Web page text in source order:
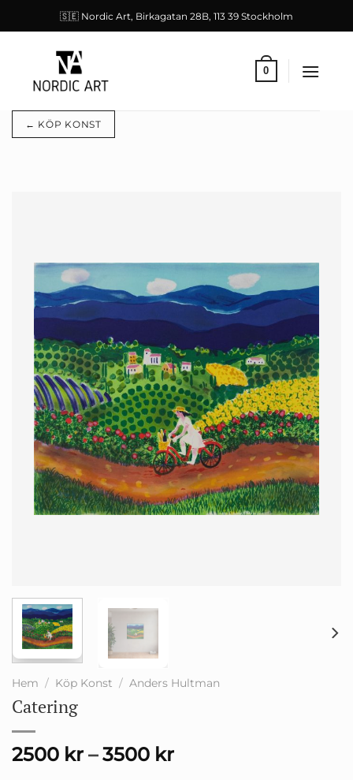
to
🇸🇪 Nordic Art, Birkagatan 28B, 113 39 Stockholm
0
← KÖP KONST
Hem / Köp Konst / Anders Hultman
Catering
2500 kr –3500 kr